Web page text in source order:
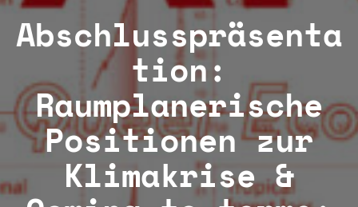
Abschlusspräsenta
tion:
Raumplanerische
Positionen zur
Klimakrise &